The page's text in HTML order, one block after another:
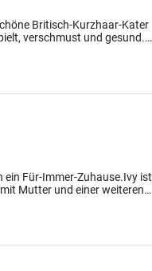
Britisch-Kurzhaar-Kater
verschmust und gesund.
ein Für-Immer-Zuhause.Ivy ist
Mutter und einer weiteren